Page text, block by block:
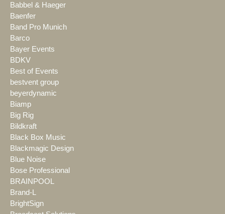
Babbel & Haeger
Baenfer
Band Pro Munich
Barco
Bayer Events
BDKV
Best of Events
bestvent group
beyerdynamic
Biamp
Big Rig
Bildkraft
Black Box Music
Blackmagic Design
Blue Noise
Bose Professional
BRAINPOOL
Brand-L
BrightSign